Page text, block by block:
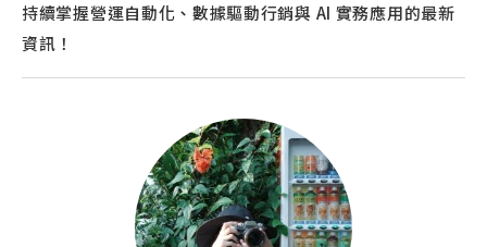
持續掌握營運自動化、數據驅動行銷與 AI 實務應用的最新
資訊！